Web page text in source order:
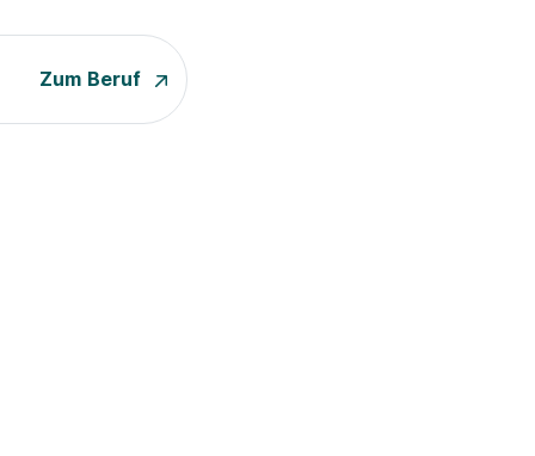
Zum Beruf